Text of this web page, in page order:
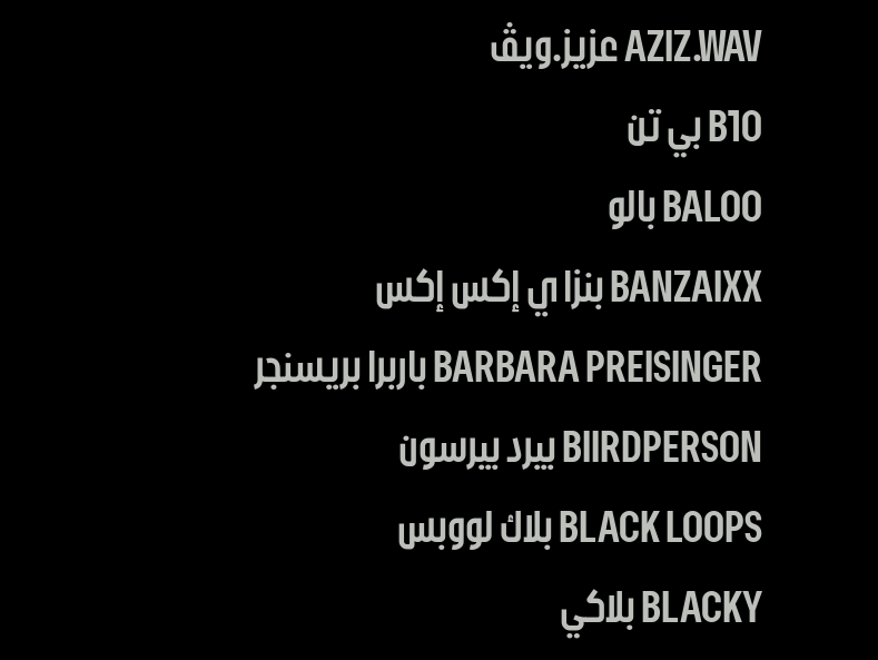
AZIZ.WAV عزيز.ويڤ
B10 بي تن
BALOO بالو
BANZAIXX بنزاي إكس إكس
BARBARA PREISINGER باربرا بريسنجر
BIIRDPERSON بيرد بيرسون
BLACK LOOPS بلاك لووبس
BLACKY بلاكي